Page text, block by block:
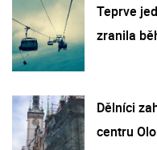
Teprve
zranila
Dělníci
centru